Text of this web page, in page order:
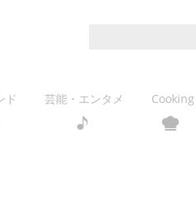
ド 芸能・エンタメ Cooking